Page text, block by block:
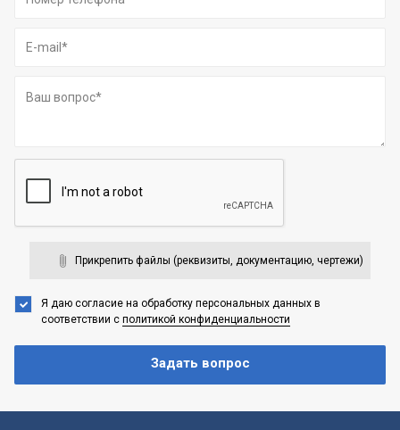
Прикрепить файлы (реквизиты, документацию, чертежи)
Я даю согласие на обработку персональных данных в
соответствии с политикой конфиденциальности